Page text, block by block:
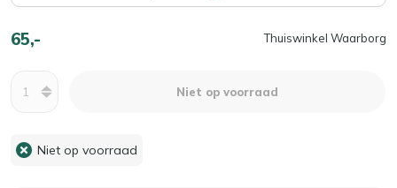
65,- Thuiswinkel Waarborg
Niet op voorraad
Niet op voorraad